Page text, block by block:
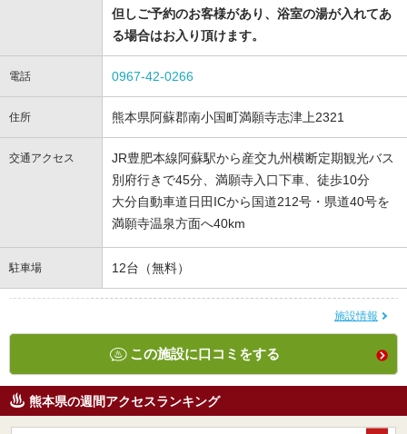
但しご予約のお客様があり、浴室の湯が入れてあ
る場合はお入り頂けます。
電話 0967-42-0266
住所 熊本県阿蘇郡南小国町満願寺志津上2321
交通アクセス
JR豊肥本線阿蘇駅から産交九州横断定期観光バス
別府行きで45分、満願寺入口下車、徒歩10分
大分自動車道日田ICから国道212号・県道40号を
満願寺温泉方面へ40km
駐車場 12台（無料）
施設情報
この施設に口コミをする
熊本県の週間アクセスランキング